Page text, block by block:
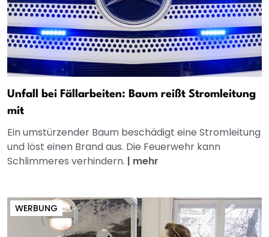
Unfall bei Fällarbeiten: Baum reißt Stromleitung
mit
Ein umstürzender Baum beschädigt eine Stromleitung
und löst einen Brand aus. Die Feuerwehr kann
Schlimmeres verhindern. | mehr
WERBUNG